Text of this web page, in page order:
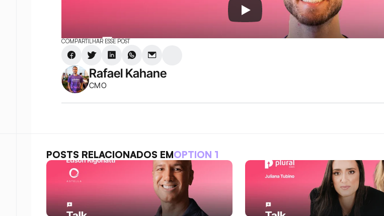
COMPARTILHAR ESSE POST
Rafael Kahane
CMO
POSTS RELACIONADOS EMOPTION 1